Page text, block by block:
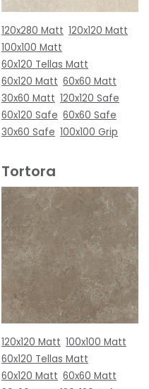
120x280 Matt 120x120 Matt
100x100 Matt
60x120 Tellas Matt
60x120 Matt 60x60 Matt
30x60 Matt 120x120 Safe
60x120 Safe 60x60 Safe
30x60 Safe 100x100 Grip
Tortora
120x120 Matt 100x100 Matt
60x120 Tellas Matt
60x120 Matt 60x60 Matt